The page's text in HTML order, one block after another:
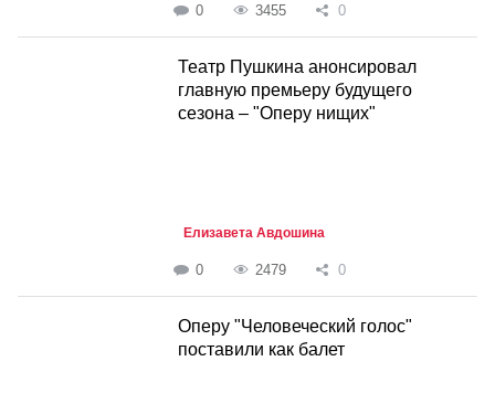
0 3455 0
Театр Пушкина анонсировал
главную премьеру будущего
сезона – "Оперу нищих"
Елизавета Авдошина
0 2479 0
Оперу "Человеческий голос"
поставили как балет